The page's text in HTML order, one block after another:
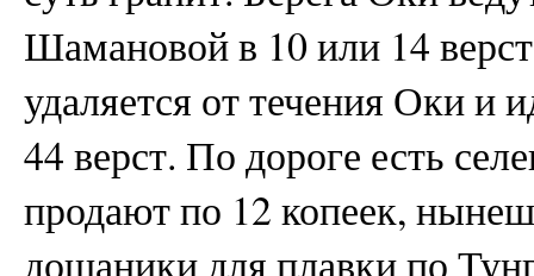
Шамановой в 10 или 14
удаляется от течения Оки и
44 верст. По дороге есть
продают по 12 копеек,
дощаники для плавки по